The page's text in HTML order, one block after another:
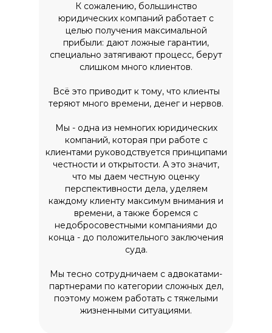
К сожалению, большинство
юридических компаний работает с
целью получения максимальной
прибыли: дают ложные гарантии,
специально затягивают процесс, берут
слишком много клиентов.
Всё это приводит к тому, что клиенты
теряют много времени, денег и нервов.
Мы - одна из немногих юридических
компаний, которая при работе с
клиентами руководствуется принципами
честности и открытости. А это значит,
что мы даем честную оценку
перспективности дела, уделяем
каждому клиенту максимум внимания и
времени, а также боремся с
недобросовестными компаниями до
конца - до положительного заключения
суда.
Мы тесно сотрудничаем с адвокатами-
партнерами по категории сложных дел,
поэтому можем работать с тяжелыми
жизненными ситуациями.